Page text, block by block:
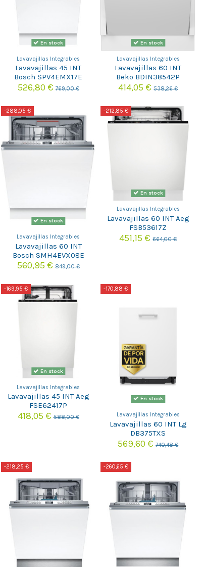
En stock
Lavavajillas Integrables
Lavavajillas 45 INT
Bosch SPV4EMX17E
526,80 €769,00 €
En stock
Lavavajillas Integrables
Lavavajillas 60 INT
Beko BDIN38542P
414,05 €538,26 €
-288,05 €
En stock
Lavavajillas Integrables
Lavavajillas 60 INT
Bosch SMH4EVX08E
560,95 €849,00 €
-212,85 €
En stock
Lavavajillas Integrables
Lavavajillas 60 INT Aeg
FSB53617Z
451,15 €664,00 €
-169,95 €
En stock
Lavavajillas Integrables
Lavavajillas 45 INT Aeg
FSE62417P
418,05 €588,00 €
-170,88 €
En stock
Lavavajillas Integrables
Lavavajillas 60 INT Lg
DB375TXS
569,60 €740,48 €
-218,25 € -260,65 €